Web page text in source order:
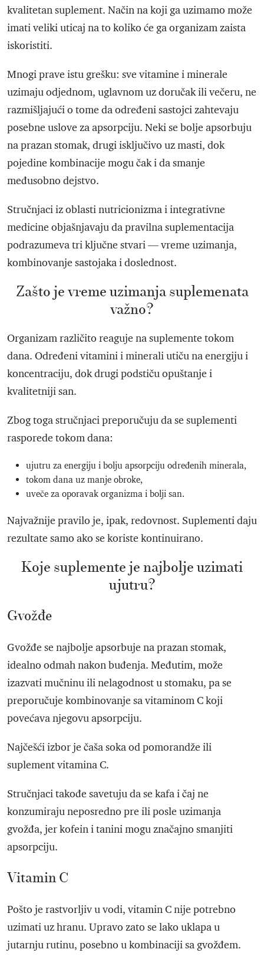
kvalitetan suplement. Način na koji ga uzimamo može
imati veliki uticaj na to koliko će ga organizam zaista
iskoristiti.
Mnogi prave istu grešku: sve vitamine i minerale
uzimaju odjednom, uglavnom uz doručak ili večeru, ne
razmišljajući o tome da određeni sastojci zahtevaju
posebne uslove za apsorpciju. Neki se bolje apsorbuju
na prazan stomak, drugi isključivo uz masti, dok
pojedine kombinacije mogu čak i da smanje
međusobno dejstvo.
Stručnjaci iz oblasti nutricionizma i integrativne
medicine objašnjavaju da pravilna suplementacija
podrazumeva tri ključne stvari — vreme uzimanja,
kombinovanje sastojaka i doslednost.
Zašto je vreme uzimanja suplemenata
važno?
Organizam različito reaguje na suplemente tokom
dana. Određeni vitamini i minerali utiču na energiju i
koncentraciju, dok drugi podstiču opuštanje i
kvalitetniji san.
Zbog toga stručnjaci preporučuju da se suplementi
rasporede tokom dana:
ujutru za energiju i bolju apsorpciju određenih minerala,
tokom dana uz manje obroke,
uveče za oporavak organizma i bolji san.
Najvažnije pravilo je, ipak, redovnost. Suplementi daju
rezultate samo ako se koriste kontinuirano.
Koje suplemente je najbolje uzimati
ujutru?
Gvožđe
Gvožđe se najbolje apsorbuje na prazan stomak,
idealno odmah nakon buđenja. Međutim, može
izazvati mučninu ili nelagodnost u stomaku, pa se
preporučuje kombinovanje sa vitaminom C koji
povećava njegovu apsorpciju.
Najčešći izbor je čaša soka od pomorandže ili
suplement vitamina C.
Stručnjaci takođe savetuju da se kafa i čaj ne
konzumiraju neposredno pre ili posle uzimanja
gvožđa, jer kofein i tanini mogu značajno smanjiti
apsorpciju.
Vitamin C
Pošto je rastvorljiv u vodi, vitamin C nije potrebno
uzimati uz hranu. Upravo zato se lako uklapa u
jutarnju rutinu, posebno u kombinaciji sa gvožđem.